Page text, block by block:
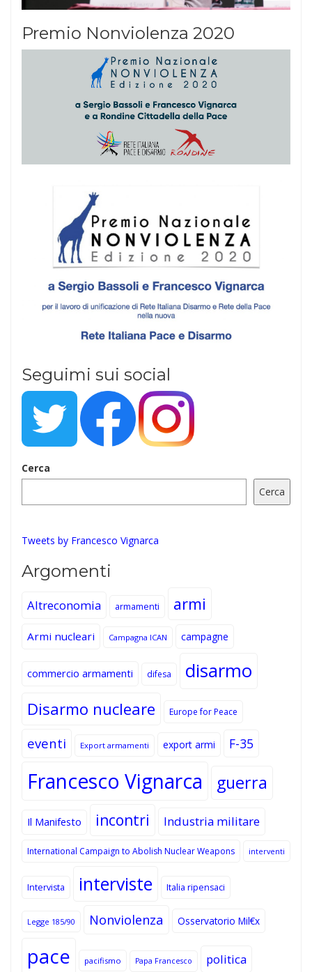
Premio Nonviolenza 2020
Seguimi sui social
Cerca
Cerca
Tweets by Francesco Vignarca
Argomenti
Altreconomia armamenti armi
Armi nucleari Campagna ICAN campagne
commercio armamenti difesa disarmo
Disarmo nucleare Europe for Peace
eventi Export armamenti export armi F-35
Francesco Vignarca guerra
Il Manifesto incontri Industria militare
International Campaign to Abolish Nuclear Weapons interventi
Intervista interviste Italia ripensaci
Legge 185/90 Nonviolenza Osservatorio Mil€x
pace pacifismo Papa Francesco politica